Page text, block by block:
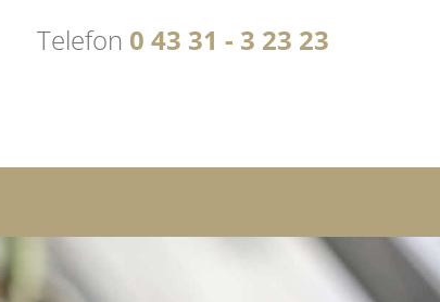
Telefon 0 43 31 - 3 23 23